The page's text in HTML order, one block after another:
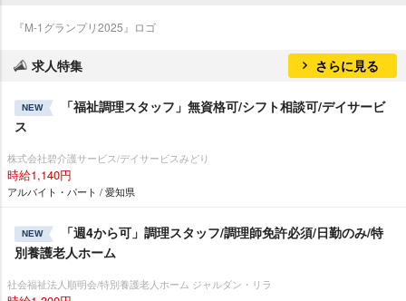
『M-1グランプリ2025』ロゴ
求人特集 さらに見る
NEW
「福祉調理スタッフ」無資格可/シフト相談可/デイサービ
ス
株式会社碧介護サービス/デイサービスみどり
時給1,140円
アルバイト・パート / 愛知県
NEW
「週4から可」調理スタッフ/調理師免許必須/日勤のみ/特
別養護老人ホーム
社会福祉法人順明会/特別養護老人ホーム ジャルダン・リラ